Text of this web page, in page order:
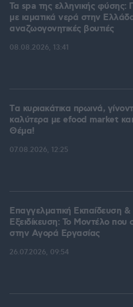
Τα spa της ελληνικής φύσης:
με ιαματικά νερά στην
αναζωογονητικές βουτιές
08.08.2026, 13:41
Tα κυριακάτικα πρωινά,
καλύτερα με efood market
Θέμα!
07.08.2026, 12:25
Επαγγελματική Εκπαίδευση &
Εξειδίκευση: Το Mοντέλο που
στην Aγορά Eργασίας
26.07.2026, 09:54